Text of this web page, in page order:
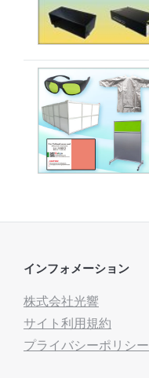
インフォメーション
株式会社光響
サイト利用規約
プライバシーポリシー